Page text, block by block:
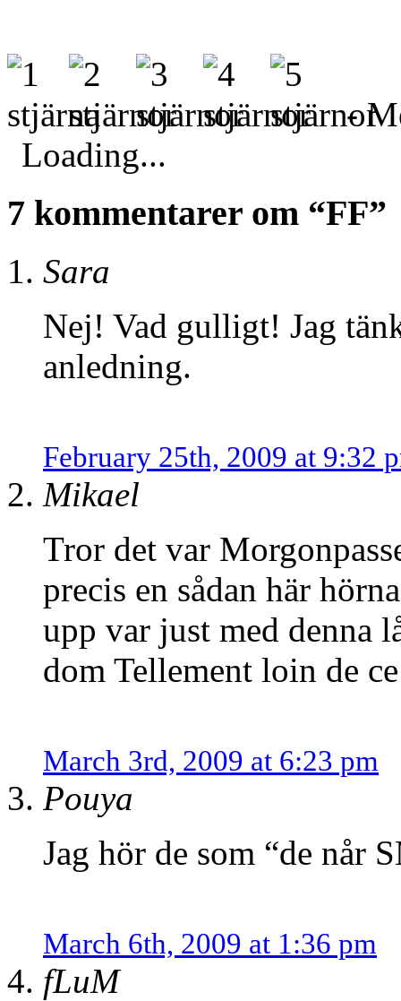
-
Loading...
7 kommentarer om “FF”
Sara
Nej! Vad gulligt! Jag
anledning.
February 25th, 2009 at 9:32
Mikael
Tror det var
precis en sådan här
upp var just med denna
dom Tellement loin de
March 3rd, 2009 at 6:23 pm
Pouya
Jag hör de som “de når
March 6th, 2009 at 1:36 pm
fLuM